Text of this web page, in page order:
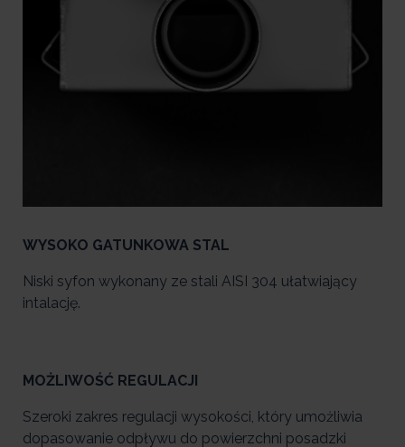
WYSOKO GATUNKOWA STAL
Niski syfon wykonany ze stali AISI 304 ułatwiający
intalację.
MOŻLIWOŚĆ REGULACJI
Szeroki zakres regulacji wysokości, który umożliwia
dopasowanie odpływu do powierzchni posadzki